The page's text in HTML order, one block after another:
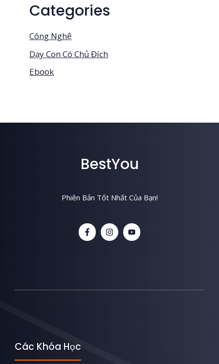
Categories
Công Nghệ
Dạy Con Có Chủ Đích
Ebook
BestYou
Phiên Bản Tốt Nhất Của Bạn!
Các Khóa Học